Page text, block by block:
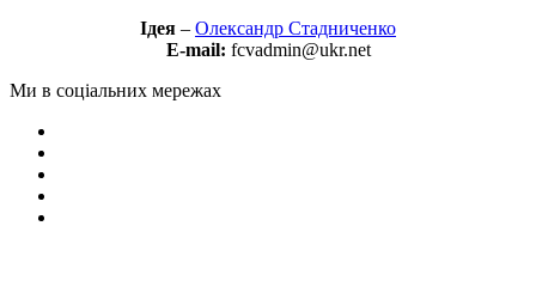
Ідея – Олександр Стадниченко
E-mail: fcvadmin@ukr.net
Ми в соціальних мережах